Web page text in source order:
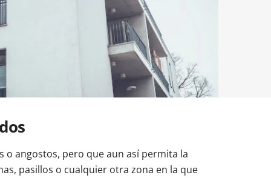
para cambiar ventanas
balconeras de aluminio
puertas de entrada de aluminio
o angostos, pero que aun así permita la
pasillos o cualquier otra zona en la que